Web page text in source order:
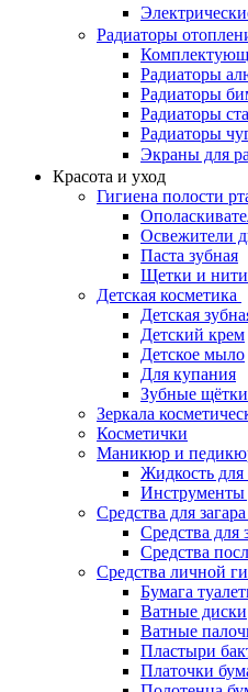
Радиаторы
Радиаторы
Радиаторы
Радиаторы
Радиаторы
Экраны для
Красота и уход
Гигиена полости
Освежители
Паста зубная
Щетки и
Детская косметика
Детская
Детский крем
Детское мыло
Для купания
Зубные щётки
Зеркала
Косметички
Маникюр и
Жидкость для
Средства для загара
Средства для
Средства
Средства личной
Бумага
Ватные диски
Ватные
Пластыри
Платочки